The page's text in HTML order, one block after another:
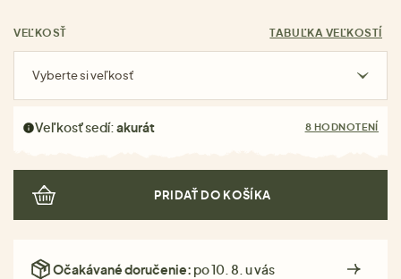
VEĽKOSŤ TABUĽKA VEĽKOSTÍ
Vyberte si veľkosť
Veľkosť sedí:akurát 8 HODNOTENÍ
PRIDAŤ DO KOŠÍKA
Očakávané doručenie: po 10. 8. u vás